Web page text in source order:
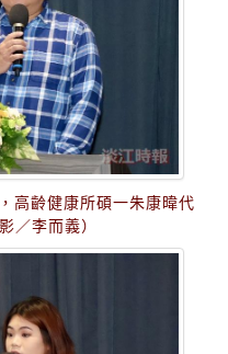
高齡健康所碩一朱康暐代
／李而義）